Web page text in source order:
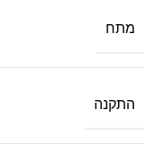
מתח
התקנה